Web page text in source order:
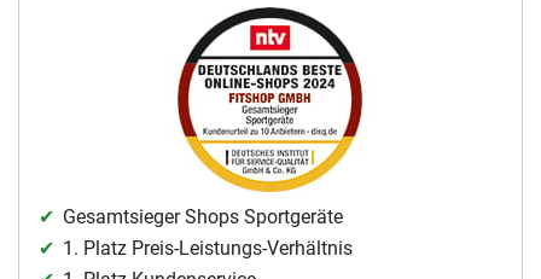
Gesamtsieger Shops Sportgeräte
1. Platz Preis-Leistungs-Verhältnis